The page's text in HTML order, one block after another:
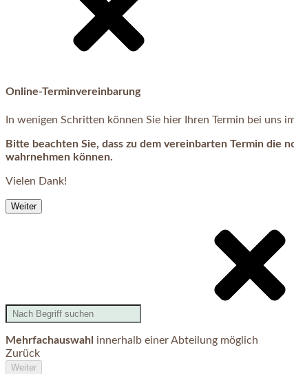
Online-Terminvereinbarung
In wenigen Schritten können Sie hier Ihren Termin bei uns
Bitte beachten Sie, dass zu dem vereinbarten Termin die
wahrnehmen können.
Vielen Dank!
Weiter
Mehrfachauswahl innerhalb einer Abteilung möglich
Zurück
Weiter